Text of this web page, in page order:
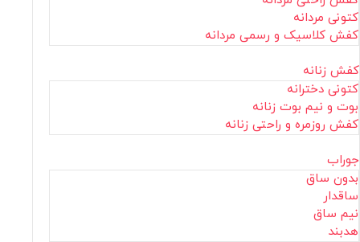
کتونی مردانه
کفش کلاسیک و رسمی مردانه
کفش زنانه
کتونی دخترانه
بوت و نیم بوت زنانه
کفش روزمره و راحتی زنانه
جوراب
بدون ساق
ساقدار
نیم ساق
هدبند